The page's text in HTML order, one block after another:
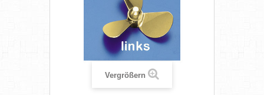
Vergrößern